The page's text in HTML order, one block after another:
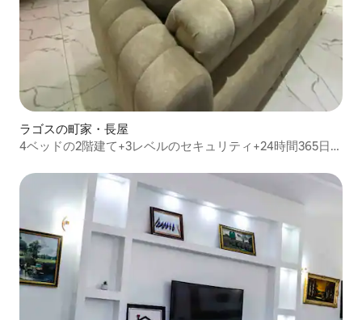
ラゴスの町家・長屋
4ベッドの2階建て+3レベルのセキュリティ+24時間365日電